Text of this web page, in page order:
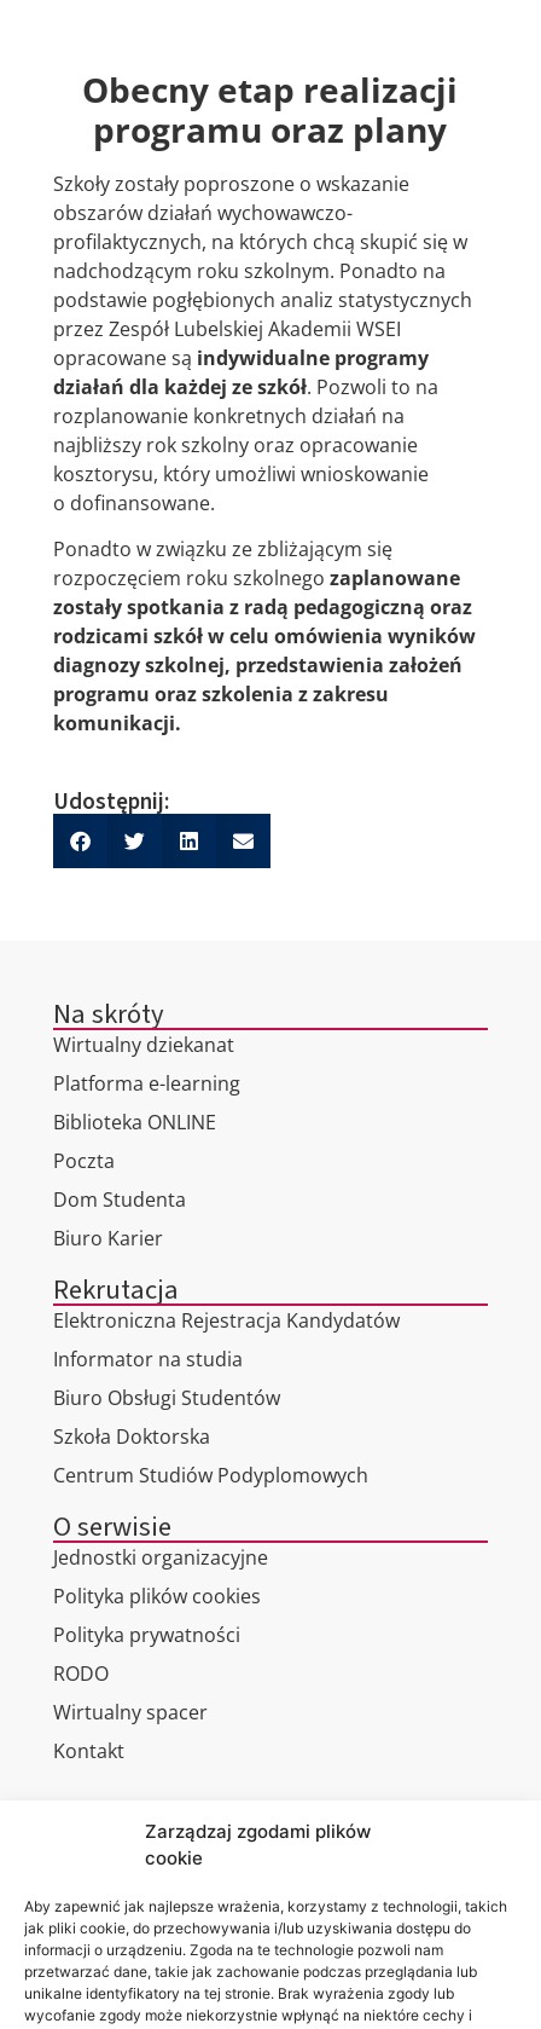
Zarządzaj zgodami plików
cookie
Aby zapewnić jak najlepsze wrażenia, korzystamy z technologii, takich
jak pliki cookie, do przechowywania i/lub uzyskiwania dostępu do
informacji o urządzeniu. Zgoda na te technologie pozwoli nam
przetwarzać dane, takie jak zachowanie podczas przeglądania lub
unikalne identyfikatory na tej stronie. Brak wyrażenia zgody lub
wycofanie zgody może niekorzystnie wpłynąć na niektóre cechy i
Obecny etap realizacji
programu oraz plany
Szkoły zostały poproszone o wskazanie
obszarów działań wychowawczo-
profilaktycznych, na których chcą skupić się w
nadchodzącym roku szkolnym. Ponadto na
podstawie pogłębionych analiz statystycznych
przez Zespół Lubelskiej Akademii WSEI
opracowane są indywidualne programy
działań dla każdej ze szkół. Pozwoli to na
rozplanowanie konkretnych działań na
najbliższy rok szkolny oraz opracowanie
kosztorysu, który umożliwi wnioskowanie
o dofinansowane.
Ponadto w związku ze zbliżającym się
rozpoczęciem roku szkolnego zaplanowane
zostały spotkania z radą pedagogiczną oraz
rodzicami szkół w celu omówienia wyników
diagnozy szkolnej, przedstawienia założeń
programu oraz szkolenia z zakresu
komunikacji.
Udostępnij:
Na skróty
Wirtualny dziekanat
Platforma e-learning
Biblioteka ONLINE
Poczta
Dom Studenta
Biuro Karier
Rekrutacja
Elektroniczna Rejestracja Kandydatów
Informator na studia
Biuro Obsługi Studentów
Szkoła Doktorska
Centrum Studiów Podyplomowych
O serwisie
Jednostki organizacyjne
Polityka plików cookies
Polityka prywatności
RODO
Wirtualny spacer
Kontakt
Akademia
WSEI
ul.
Projektowa
4